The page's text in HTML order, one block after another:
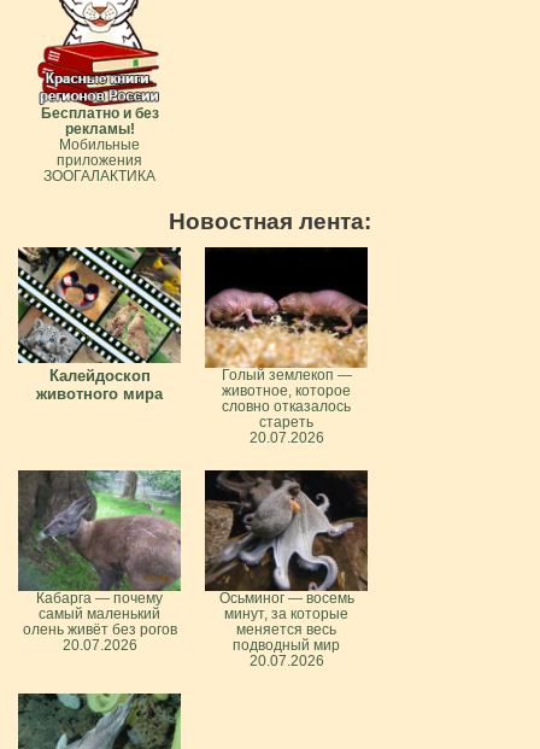
Бесплатно и без
рекламы!
Мобильные
приложения
ЗООГАЛАКТИКА
Новостная лента:
Калейдоскоп
животного мира
Голый землекоп —
животное, которое
словно отказалось
стареть
20.07.2026
Кабарга — почему
самый маленький
олень живёт без рогов
20.07.2026
Осьминог — восемь
минут, за которые
меняется весь
подводный мир
20.07.2026